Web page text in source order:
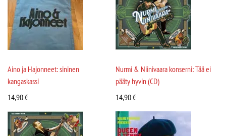
Aino ja Hajonneet: sininen
kangaskassi
14,90€
Nurmi & Niinivaara konserni: Tää ei
pääty hyvin (CD)
14,90€